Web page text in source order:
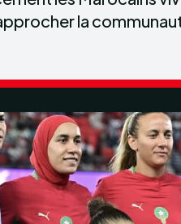
la